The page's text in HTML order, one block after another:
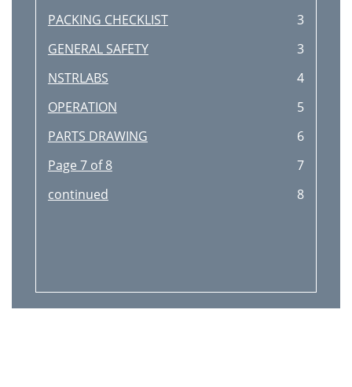
PACKING CHECKLIST
3
GENERAL SAFETY
3
NSTRLABS
4
OPERATION
5
PARTS DRAWING
6
Page 7 of 8
7
continued
8